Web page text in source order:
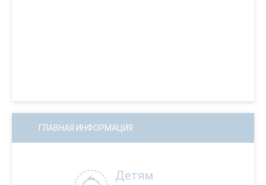
ГЛАВНАЯ ИНФОРМАЦИЯ
Детям